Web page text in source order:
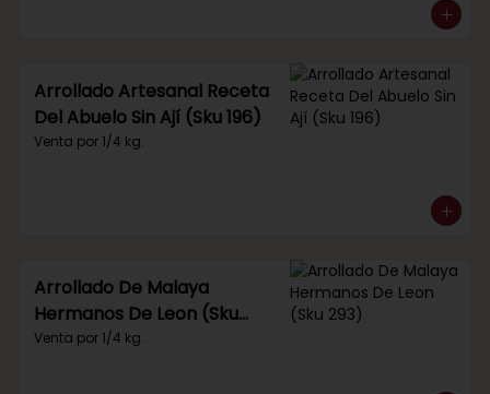
Arrollado Artesanal Receta
Del Abuelo Sin Ají (Sku 196)
Venta por 1/4 kg.
Arrollado De Malaya
Hermanos De Leon (Sku
293)
Venta por 1/4 kg.